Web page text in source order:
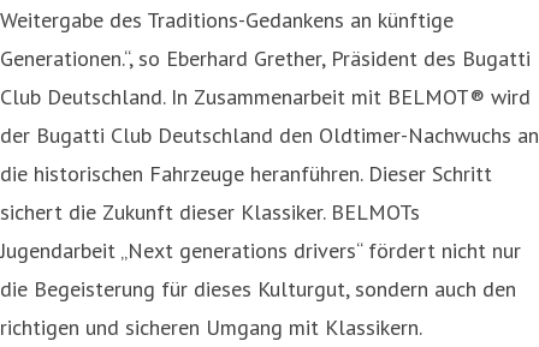
Weitergabe des Traditions-Gedankens an künftige
Generationen.“, so Eberhard Grether, Präsident des Bugatti
Club Deutschland. In Zusammenarbeit mit BELMOT® wird
der Bugatti Club Deutschland den Oldtimer-Nachwuchs an
die historischen Fahrzeuge heranführen. Dieser Schritt
sichert die Zukunft dieser Klassiker. BELMOTs
Jugendarbeit „Next generations drivers“ fördert nicht nur
die Begeisterung für dieses Kulturgut, sondern auch den
richtigen und sicheren Umgang mit Klassikern.